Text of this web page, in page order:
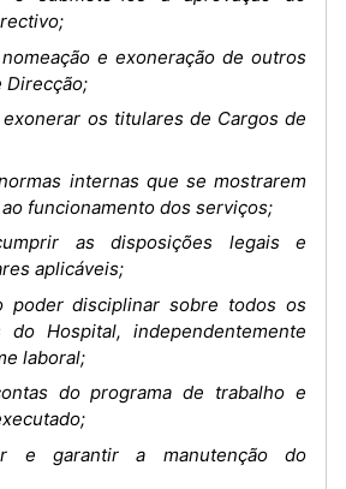
e exoneração de outros
Direcção;
os titulares de Cargos de
internas que se mostrarem
funcionamento dos serviços;
as disposições legais e
aplicáveis;
poder disciplinar sobre todos os
do Hospital, independentemente
laboral;
do programa de trabalho e
e garantir a manutenção do